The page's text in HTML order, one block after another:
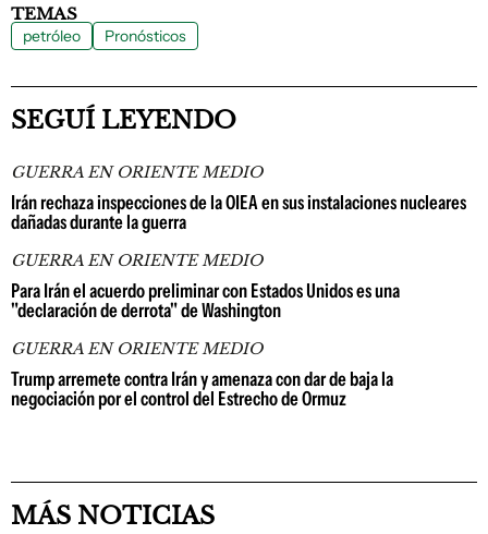
TEMAS
petróleo Pronósticos
SEGUÍ LEYENDO
GUERRA EN ORIENTE MEDIO
Irán rechaza inspecciones de la OIEA en sus instalaciones nucleares
dañadas durante la guerra
GUERRA EN ORIENTE MEDIO
Para Irán el acuerdo preliminar con Estados Unidos es una
"declaración de derrota" de Washington
GUERRA EN ORIENTE MEDIO
Trump arremete contra Irán y amenaza con dar de baja la
negociación por el control del Estrecho de Ormuz
MÁS NOTICIAS